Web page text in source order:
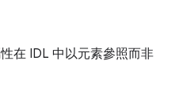
在 IDL 中以元素參照而非